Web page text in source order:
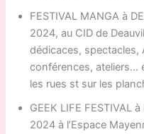
FESTIVAL MANGA à
2024, au CID de
dédicaces, spectacles,
conférences, ateliers…
les rues st sur les
GEEK LIFE FESTIVAL
2024 à l’Espace